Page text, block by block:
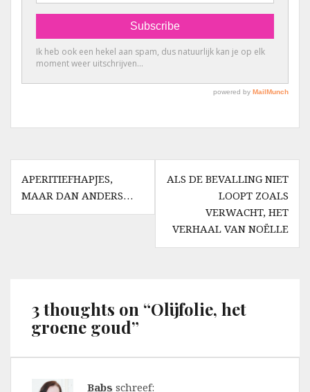
Berichtnavigatie
APERITIEFHAPJES,
MAAR DAN ANDERS…
ALS DE BEVALLING NIET
LOOPT ZOALS
VERWACHT, HET
VERHAAL VAN NOËLLE
3 thoughts on “Olijfolie, het
groene goud”
Babs schreef: